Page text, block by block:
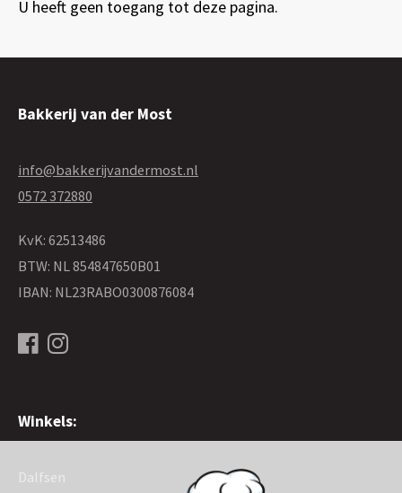
U heeft geen toegang tot deze pagina.
Bakkerij van der Most
info@bakkerijvandermost.nl
0572 372880
KvK: 62513486
BTW: NL 854847650B01
IBAN: NL23RABO0300876084
Winkels:
Dalfsen